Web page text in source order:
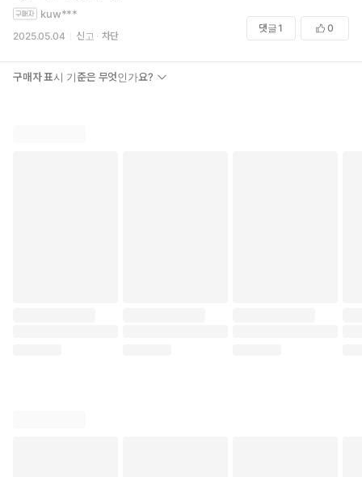
kuw***
2025.05.04 신고 차단
댓글 1 0
구매자 표시 기준은 무엇인가요?